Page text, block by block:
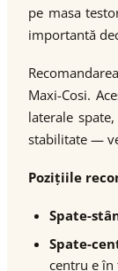
pe masa
importantă
Maxi-Cosi.
laterale
stabilitate —
Pozițiile
Spate-
Spate-
centru e în